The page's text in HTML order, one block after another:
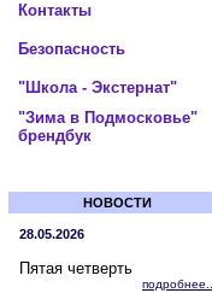
Контакты
Безопасность
"Школа - Экстернат"
"Зима в Подмосковье"
брендбук
НОВОСТИ
28.05.2026
Пятая четверть
подробнее...